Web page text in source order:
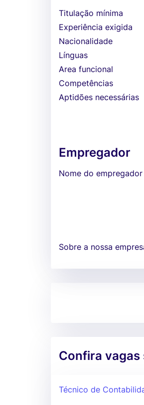
Titulação mínima
Experiência exigida
Nacionalidade
Línguas
Area funcional
Competências
Aptidões necessárias
Empregador
Nome do empregador
Sobre a nossa
Confira
Técnico de